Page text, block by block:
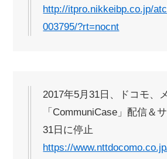
http://itpro.nikkeibp.co.jp/
003795/?rt=nocnt
2017年5月31日、ドコモ、
「CommuniCase」配信＆
31日に停止
https://